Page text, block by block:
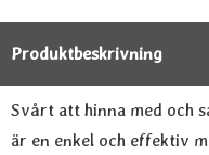
Produktbeskrivning
Svårt att hinna med och
är en enkel och effektiv